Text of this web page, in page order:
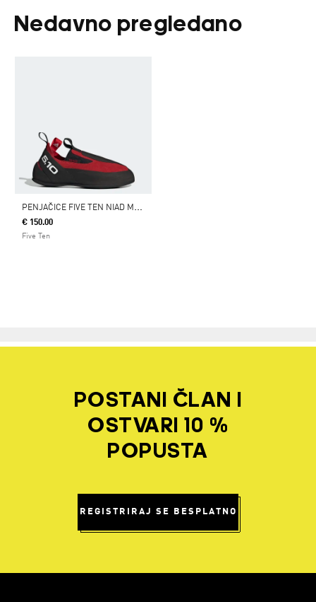
Nedavno pregledano
P
ENJAČICE FIVE TEN NIAD MOCCASYM
€ 150.00
Five Ten
POSTANI ČLAN I
OSTVARI 10 %
POPUSTA
REGISTRIRAJ SE BESPLATNO